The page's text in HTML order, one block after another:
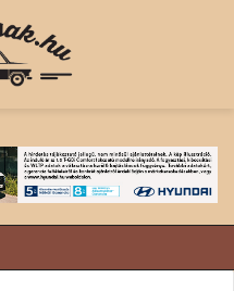
mondani